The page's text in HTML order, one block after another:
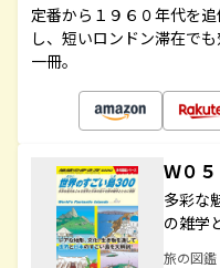
定番から１９６０年代を
し、短いロンドン滞在で
一冊。
Ｗ０
多彩な
の雑学
旅の図鑑